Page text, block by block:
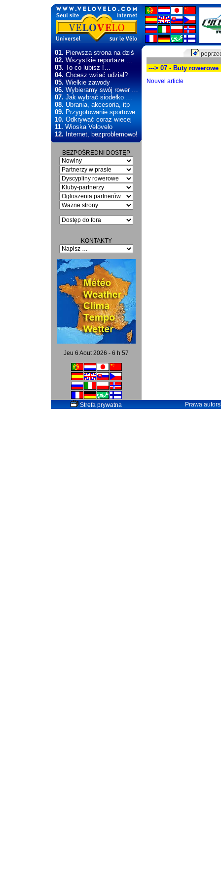
01.Pierwsza strona na dziś
02.Wszystkie reportaże …
03.To co lubisz !…
04.Chcesz wziać udział?
05.Wielkie zawody
06.Wybieramy swój rower …
07.Jak wybrać siodełko …
08.Ubrania, akcesoria, itp
09.Przygotowanie sportowe
10.Odkrywać coraz wiecej
11.Wioska Velovelo
12.Internet, bezproblemowo!
BEZPOŚREDNI DOSTĘP
KONTAKTY
Jeu 6 Aout 2026 - 6 h 57
---> 07 - Buty rowerowe
Nouvel article
Strefa prywatna Prawa